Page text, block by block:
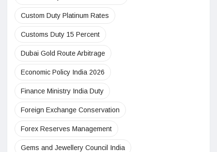
Custom Duty Platinum Rates
Customs Duty 15 Percent
Dubai Gold Route Arbitrage
Economic Policy India 2026
Finance Ministry India Duty
Foreign Exchange Conservation
Forex Reserves Management
Gems and Jewellery Council India